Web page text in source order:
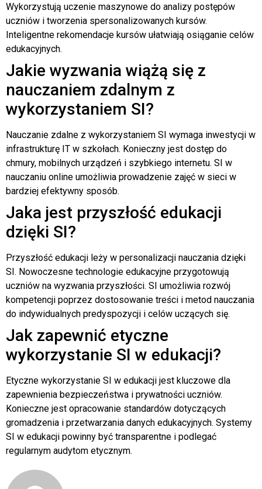
Wykorzystują uczenie maszynowe do analizy postępów
uczniów i tworzenia spersonalizowanych kursów.
Inteligentne rekomendacje kursów ułatwiają osiąganie celów
edukacyjnych.
Jakie wyzwania wiążą się z
nauczaniem zdalnym z
wykorzystaniem SI?
Nauczanie zdalne z wykorzystaniem SI wymaga inwestycji w
infrastrukturę IT w szkołach. Konieczny jest dostęp do
chmury, mobilnych urządzeń i szybkiego internetu. SI w
nauczaniu online umożliwia prowadzenie zajęć w sieci w
bardziej efektywny sposób.
Jaka jest przyszłość edukacji
dzięki SI?
Przyszłość edukacji leży w personalizacji nauczania dzięki
SI. Nowoczesne technologie edukacyjne przygotowują
uczniów na wyzwania przyszłości. SI umożliwia rozwój
kompetencji poprzez dostosowanie treści i metod nauczania
do indywidualnych predyspozycji i celów uczących się.
Jak zapewnić etyczne
wykorzystanie SI w edukacji?
Etyczne wykorzystanie SI w edukacji jest kluczowe dla
zapewnienia bezpieczeństwa i prywatności uczniów.
Konieczne jest opracowanie standardów dotyczących
gromadzenia i przetwarzania danych edukacyjnych. Systemy
SI w edukacji powinny być transparentne i podlegać
regularnym audytom etycznym.